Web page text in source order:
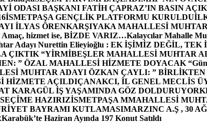
ODASI BAŞKANI FATİH ÇAPRAZ’IN BASIN
İSMETPAŞA GENÇLİK PLATFORMU KURULDU
İLYAS ÖRENKARŞIYAKA MAHALLESİ
Amaç, hizmet ise, BİZDE VARIZ…Kalaycılar Mahalle
Adayı Nurettin Elieyioğlu : EK İŞİMİZ DEĞİL,
ÇIKTIK “YİRMİBEŞLER MAHALLESİ MUHTAR
” ÖZAL MAHALLESİ HİZMETE DOYACAK “
MUHTAR ADAYI ÖZKAN ÇAYLI: ” BİRLİKTEN
HİZMETE AÇILDIÇANAKCI, İL GENEL MECLİS
KARAGÜL İŞ YAŞAMINDA GÖZ DOLDURUYOR
HAZIRIZİSMETPAŞA MMAHALLESİ
BAYRAMI KUTLAMASIMARZINC A.Ş , 30
Karabük’te Haziran Ayında 197 Konut Satıldı